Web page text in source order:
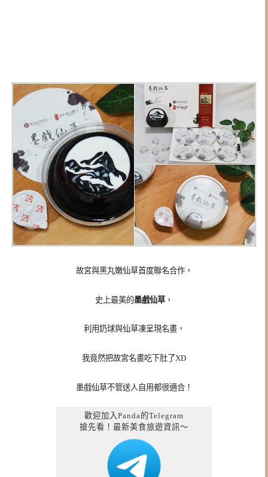
故宮與黑丸嫩仙草首度聯名合作，
史上最美的墨戲仙草，
利用奶球與仙草凍呈現名畫，
我竟然把故宮名畫吃下肚了XD
墨戲仙草不管送人自用都很適合！
歡迎加入Panda的Telegram
搶先看！最新美食旅遊資訊～